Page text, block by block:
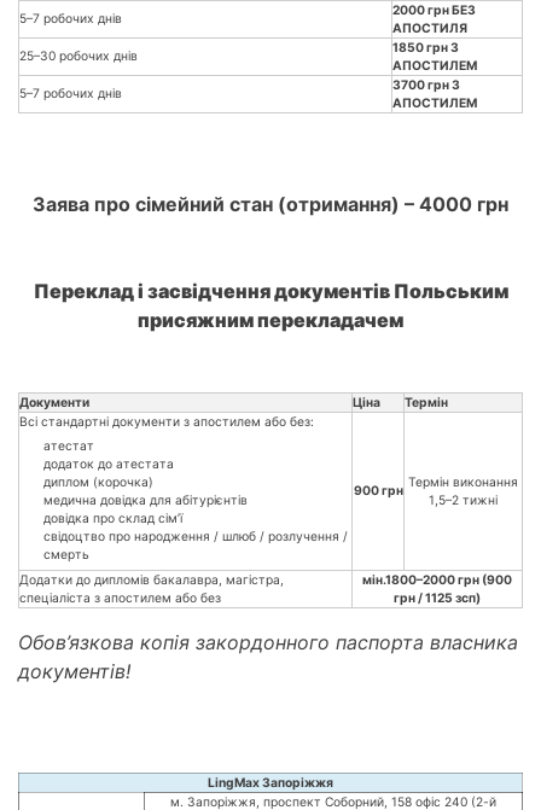
5–7 робочих днів
2000 грн БЕЗ
АПОСТИЛЯ
25–30 робочих днів
1850 грн З
АПОСТИЛЕМ
5–7 робочих днів
3700 грн З
АПОСТИЛЕМ
Заява про сімейний стан (отримання) – 4000 грн
Переклад і засвідчення документів Польським
присяжним перекладачем
Документи Ціна
Термін
Всі стандартні документи з апостилем або без:
атестат
додаток до атестата
диплом (корочка)
медична довідка для абітурієнтів
довідка про склад сім’ї
свідоцтво про народження / шлюб / розлучення /
смерть
900 грн
Термін виконання
1,5–2 тижні
Додатки до дипломів бакалавра, магістра,
спеціаліста з апостилем або без
мін.1800–2000 грн (900
грн / 1125 зсп)
Обов’язкова копія закордонного паспорта власника
документів!
LingMax Запоріжжя
м. Запоріжжя, проспект Соборний, 158 офіс 240 (2-й